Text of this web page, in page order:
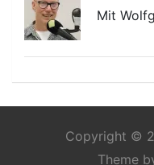
Mit
Copyright ©
Theme